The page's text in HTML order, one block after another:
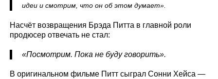
идеи и смотрим, что он об этом думает».
Насчёт возвращения Брэда Питта в главной роли
продюсер отвечать не стал:
«Посмотрим. Пока не буду говорить».
В оригинальном фильме Питт сыграл Сонни Хейса —